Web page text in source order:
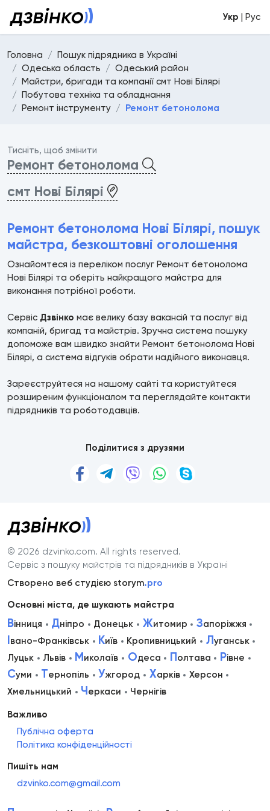
Укр | Рус
Головна
Пошук підрядника в Україні
Одеська область
Одеський район
Майстри, бригади та компанії смт Нові Білярі
Побутова техніка та обладнання
Ремонт інструменту
Ремонт бетонолома
Тисніть, щоб змінити
Ремонт бетонолома
смт Нові Білярі
Ремонт бетонолома Нові Білярі, пошук
майстра, безкоштовні оголошення
Ознайомтеся із переліком послуг Ремонт бетонолома
Нові Білярі та оберіть найкращого майстра для
виконання потрібної роботи.
Сервіс Дзвінко має велику базу вакансій та послуг від
компаній, бригад та майстрів. Зручна система пошуку
допоможе вам швидко знайти Ремонт бетонолома Нові
Білярі, а система відгуків обрати надійного виконавця.
Зареєструйтеся на нашому сайті та користуйтеся
розширеним функціоналом та переглядайте контакти
підрядників та роботодавців.
Поділитися з друзями
© 2026 dzvinko.com. All rights reserved.
Сервіс з пошуку майстрів та підрядників в Україні
Створено веб студією storym.pro
Основні міста, де шукають майстра
Вінниця Дніпро Донецьк Житомир Запоріжжя
Івано-Франківськ Київ Кропивницький Луганськ
Луцьк
Львів Миколаїв Одеса Полтава Рівне
Суми Тернопіль Ужгород Харків
Херсон
Хмельницький
Черкаси Чернігів
Важливо
Публічна оферта
Політика конфіденційності
Пишіть нам
dzvinko.com@gmail.com